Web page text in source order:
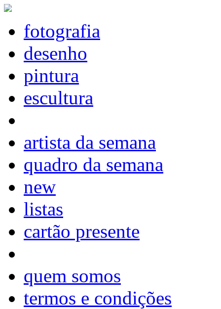
fotografia
desenho
pintura
escultura
artista da semana
quadro da semana
new
listas
cartão presente
quem somos
termos e condições